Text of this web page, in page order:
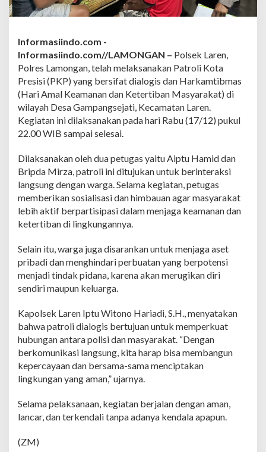
t
a
e
s
i
D
i
a
l
i
s
d
a
n
H
a
k
a
m
t
i
m
a
d
i
D
e
G
a
Informasiindo.com -
Informasiindo.com//LAMONGAN – Polsek Laren,
Polres Lamongan, telah melaksanakan Patroli Kota
Presisi (PKP) yang bersifat dialogis dan Harkamtibmas
(Hari Amal Keamanan dan Ketertiban Masyarakat) di
wilayah Desa Gampangsejati, Kecamatan Laren.
Kegiatan ini dilaksanakan pada hari Rabu (17/12) pukul
22.00 WIB sampai selesai.
Dilaksanakan oleh dua petugas yaitu Aiptu Hamid dan
Bripda Mirza, patroli ini ditujukan untuk berinteraksi
langsung dengan warga. Selama kegiatan, petugas
memberikan sosialisasi dan himbauan agar masyarakat
lebih aktif berpartisipasi dalam menjaga keamanan dan
ketertiban di lingkungannya.
Selain itu, warga juga disarankan untuk menjaga aset
pribadi dan menghindari perbuatan yang berpotensi
menjadi tindak pidana, karena akan merugikan diri
sendiri maupun keluarga.
Kapolsek Laren Iptu Witono Hariadi, S.H., menyatakan
bahwa patroli dialogis bertujuan untuk memperkuat
hubungan antara polisi dan masyarakat. “Dengan
berkomunikasi langsung, kita harap bisa membangun
kepercayaan dan bersama-sama menciptakan
lingkungan yang aman,” ujarnya.
Selama pelaksanaan, kegiatan berjalan dengan aman,
lancar, dan terkendali tanpa adanya kendala apapun.
(ZM)